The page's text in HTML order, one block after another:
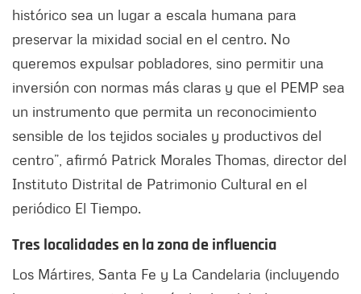
histórico sea un lugar a escala humana para
preservar la mixidad social en el centro. No
queremos expulsar pobladores, sino permitir una
inversión con normas más claras y que el PEMP sea
un instrumento que permita un reconocimiento
sensible de los tejidos sociales y productivos del
centro”, afirmó Patrick Morales Thomas, director del
Instituto Distrital de Patrimonio Cultural en el
periódico El Tiempo.
Tres localidades en la zona de influencia
Los Mártires, Santa Fe y La Candelaria (incluyendo